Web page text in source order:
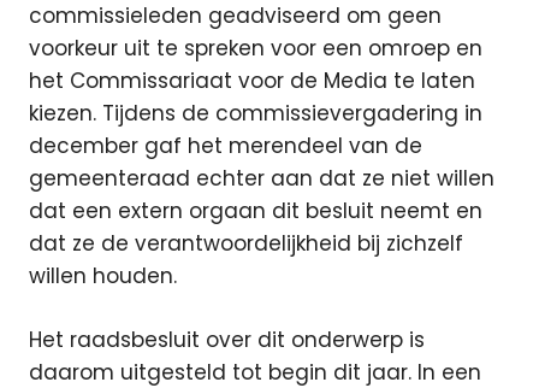
commissieleden geadviseerd om geen
voorkeur uit te spreken voor een omroep en
het Commissariaat voor de Media te laten
kiezen. Tijdens de commissievergadering in
december gaf het merendeel van de
gemeenteraad echter aan dat ze niet willen
dat een extern orgaan dit besluit neemt en
dat ze de verantwoordelijkheid bij zichzelf
willen houden.
Het raadsbesluit over dit onderwerp is
daarom uitgesteld tot begin dit jaar. In een